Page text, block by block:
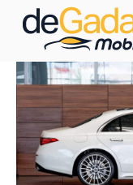
content
Home